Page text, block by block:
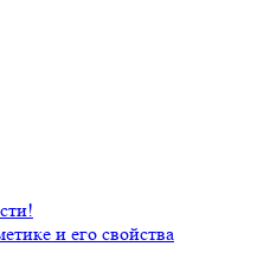
и его свойства